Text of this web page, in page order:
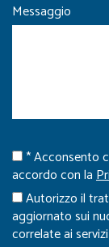
Messaggio
* Acconsento
accordo con la
Autorizzo il
aggiornato sui
correlate ai